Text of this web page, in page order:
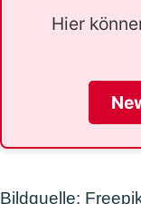
Hier
Bildquelle: